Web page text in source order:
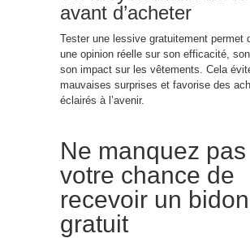
avant d’acheter
Tester une lessive gratuitement permet
une opinion réelle sur son efficacité,
son impact sur les vêtements. Cela
mauvaises surprises et favorise des
éclairés à l’avenir.
Ne manquez pas
votre chance de
recevoir un
gratuit